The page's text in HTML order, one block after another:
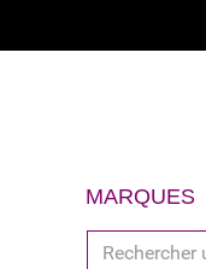
MARQUES